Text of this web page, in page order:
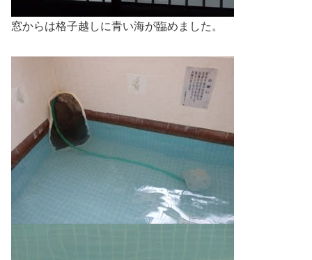
窓からは格子越しに青い海が臨めました。